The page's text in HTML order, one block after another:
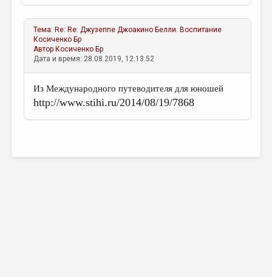
Тема: Re: Re: Джузеппе Джоакино Белли. Воспитание
Косиченко Бр
Автор Косиченко Бр
Дата и время: 28.08.2019, 12:13:52
Из Международного путеводителя для юношей
http://www.stihi.ru/2014/08/19/7868